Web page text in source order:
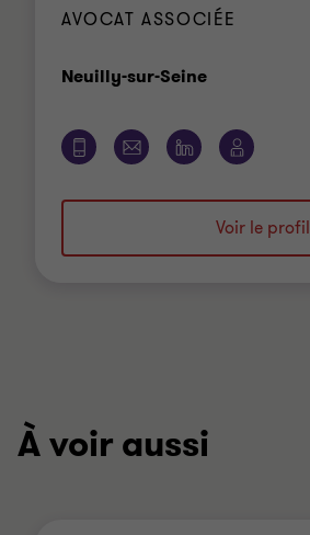
AVOCAT ASSOCIÉE
Neuilly-sur-SeineBureau
Voir le profil
À voir aussi